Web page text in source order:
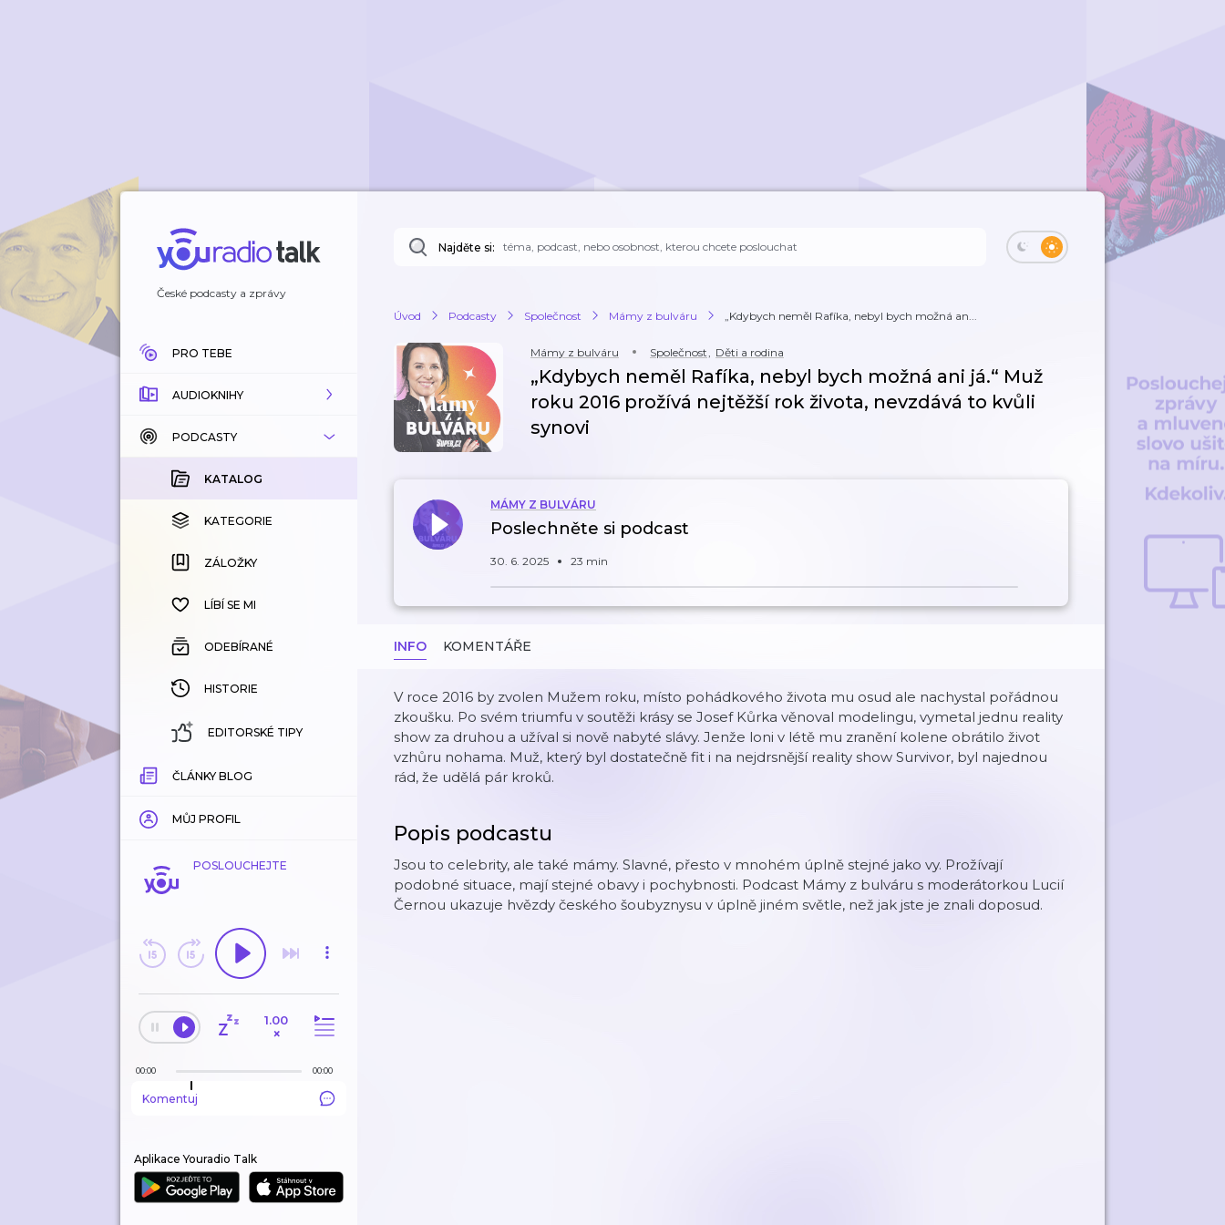
České podcasty a zprávy
PRO TEBE
AUDIOKNIHY
KATALOG
KOUPENÉ
KATEGORIE
ZÁLOŽKY
HISTORIE
PODCASTY
KATALOG
KATEGORIE
ZÁLOŽKY
LÍBÍ SE MI
ODEBÍRANÉ
HISTORIE
EDITORSKÉ TIPY
ČLÁNKY BLOG
MŮJ PROFIL
POSLOUCHEJTE
1.00
×
00:00 00:00
Komentuj
Aplikace Youradio Talk
Najděte si:
Úvod Podcasty Společnost Mámy z bulváru „Kdybych neměl Rafíka, nebyl bych možná an...
Mámy z bulváru Společnost, Děti a rodina
„Kdybych neměl Rafíka, nebyl bych možná ani já.“ Muž
roku 2016 prožívá nejtěžší rok života, nevzdává to kvůli
synovi
MÁMY Z BULVÁRU
Poslechněte si podcast
30. 6. 2025 23 min
INFO KOMENTÁŘE
V roce 2016 by zvolen Mužem roku, místo pohádkového života mu osud ale nachystal pořádnou
zkoušku. Po svém triumfu v soutěži krásy se Josef Kůrka věnoval modelingu, vymetal jednu reality
show za druhou a užíval si nově nabyté slávy. Jenže loni v létě mu zranění kolene obrátilo život
vzhůru nohama. Muž, který byl dostatečně fit i na nejdrsnější reality show Survivor, byl najednou
rád, že udělá pár kroků.
Popis podcastu
Jsou to celebrity, ale také mámy. Slavné, přesto v mnohém úplně stejné jako vy. Prožívají
podobné situace, mají stejné obavy i pochybnosti. Podcast Mámy z bulváru s moderátorkou Lucií
Černou ukazuje hvězdy českého šoubyznysu v úplně jiném světle, než jak jste je znali doposud.